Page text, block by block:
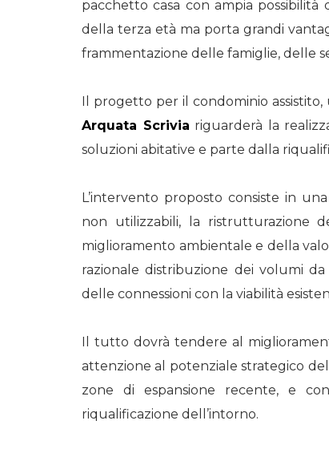
pacchetto casa con ampia
della terza età ma porta grandi
frammentazione delle famiglie, delle
Il progetto per il condominio
Arquata Scrivia riguarderà la
soluzioni abitative e parte dalla
L’intervento proposto consiste in
non utilizzabili, la ristrutturazione
miglioramento ambientale e della
razionale distribuzione dei volumi
delle connessioni con la viabilità
Il tutto dovrà tendere al
attenzione al potenziale strategico
zone di espansione recente, e
riqualificazione dell’intorno.